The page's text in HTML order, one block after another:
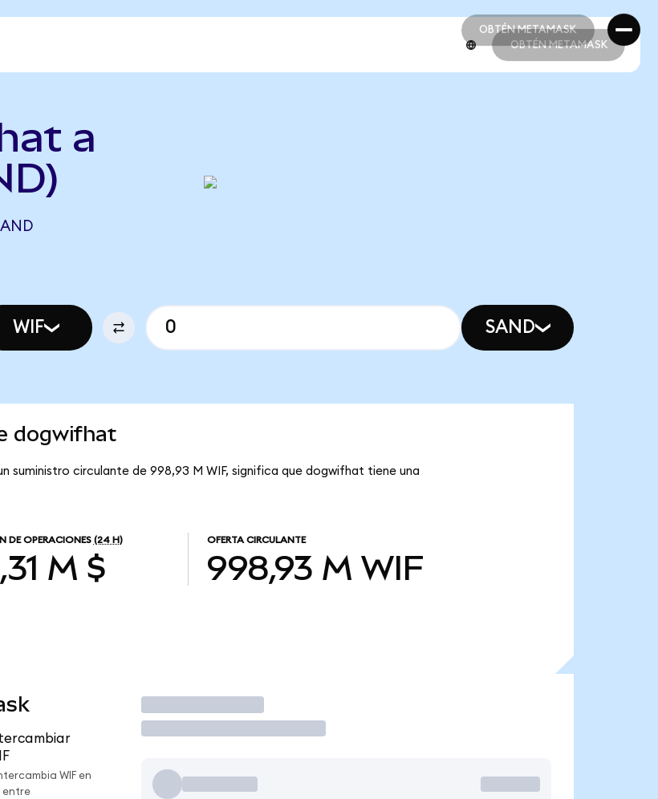
OBTÉN METAMASK
OBTÉN METAMASK
OBTÉN METAMASK
a
WIF SAND
dogwifhat
suministro circulante de 998,93 M WIF, significa que dogwifhat tiene una
DE OPERACIONES (24 H)
M $
OFERTA CIRCULANTE
998,93 M WIF
WIF en
entre
Operar